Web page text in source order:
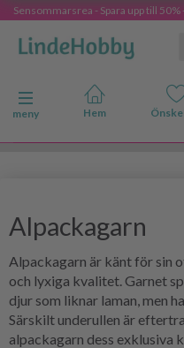
Sensommarsrea - Spara upp till 50%
Ändra navigering
meny
Alpackagarn
Alpackagarn är känt för sin
och lyxiga kvalitet. Garnet
djur som liknar laman, men
Särskilt underullen är
alpackagarn dess exklusiva